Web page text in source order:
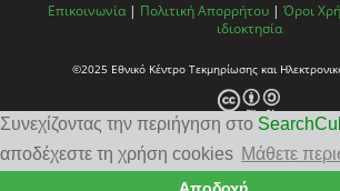
Συνεχίζοντας την περιήγηση στο
αποδέχεστε τη χρήση cookies Μάθετε
Επικοινωνία | Πολιτική Απορρήτου | Όροι
ιδιοκτησία
©2025 Εθνικό Κέντρο Τεκμηρίωσης και